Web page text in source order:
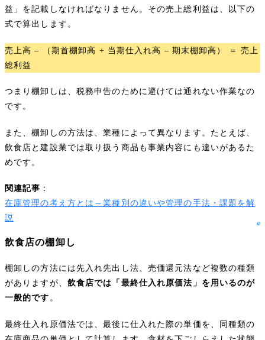
益」を記載しなければなりません。その売上総利益は、以下の
式で算出します。
売上高 – （期首棚卸高 + 当期仕入れ高 – 期末棚卸高） ＝ 売上
総利益
つまり棚卸しは、税務申告のために避けては通れない作業なの
です。
また、棚卸しの方法は、業種によって異なります。たとえば、
飲食店と建設業では取り扱う商品も事業内容にも違いがあるた
めです。
関連記事 ：
在庫管理の考え方とは～業種別の違いや管理の手法・課題を解
説
飲食店の棚卸し
棚卸しの方法には先入れ先出し法、売価還元法など複数の種類
がありますが、 飲食店では「最終仕入れ原価法」を用いるのが
一般的です 。
最終仕入れ原価法では、最後に仕入れた際の単価を、同種類の